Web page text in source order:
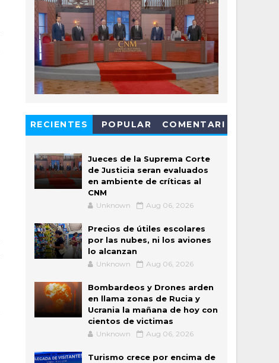
RECIENTES POPULAR
COMENTARI
Jueces de la Suprema Corte
de Justicia seran evaluados
en ambiente de críticas al
CNM
Unknown Aug 06, 2026
Precios de útiles escolares
por las nubes, ni los aviones
lo alcanzan
Unknown Aug 06, 2026
Bombardeos y Drones arden
en llama zonas de Rucia y
Ucrania la mañana de hoy con
cientos de victimas
Unknown Aug 06, 2026
Turismo crece por encima de